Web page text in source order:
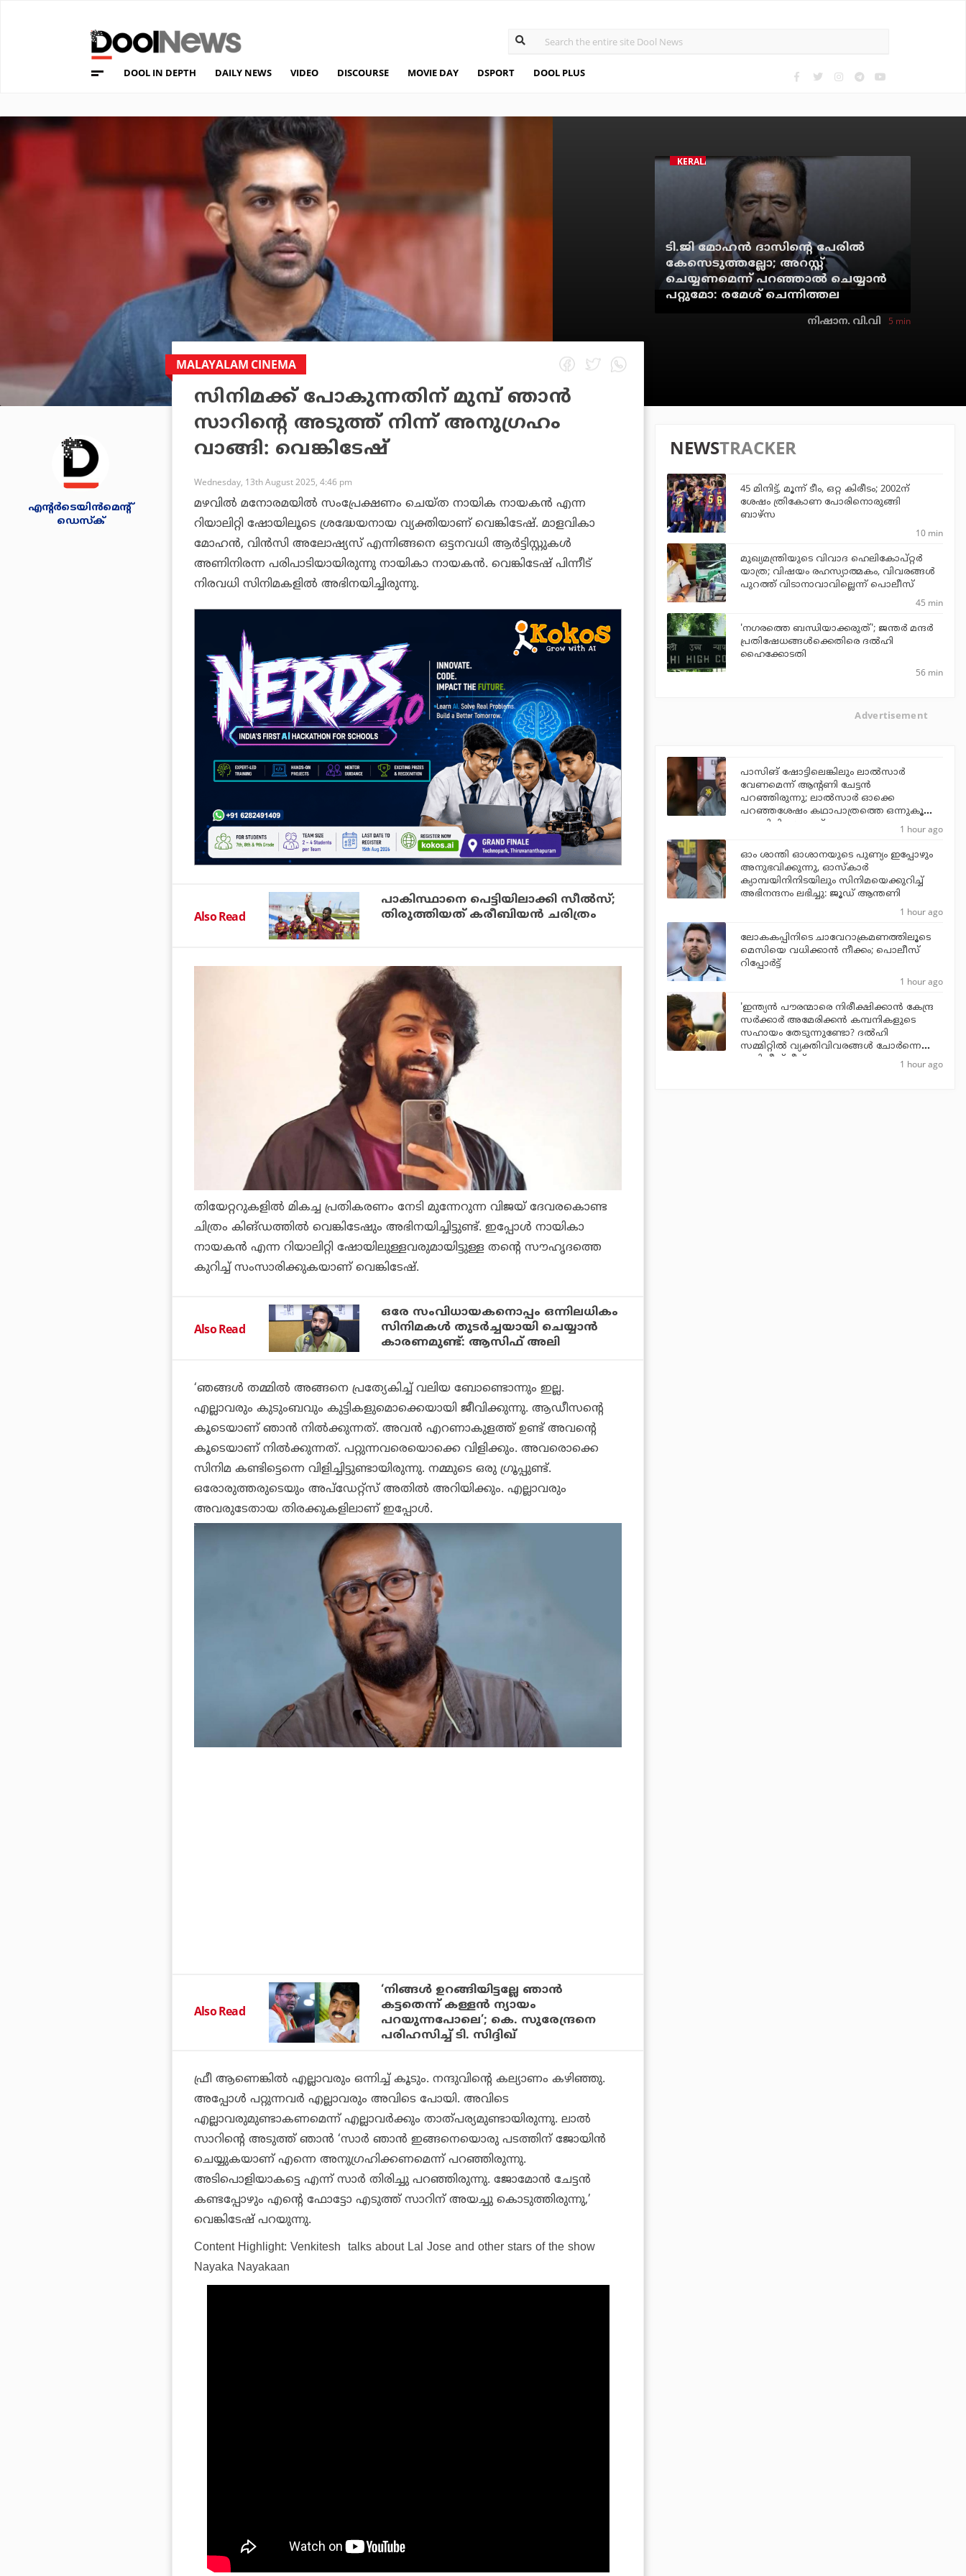
DOOL IN DEPTH DAILY NEWS VIDEO DISCOURSE MOVIE DAY DSPORT DOOL PLUS
KERALA
ടി.ജി മോഹന്‍ ദാസിന്റെ പേരില്‍
കേസെടുത്തല്ലോ; അറസ്റ്റ്
ചെയ്യണമെന്ന് പറഞ്ഞാല്‍ ചെയ്യാന്‍
പറ്റുമോ: രമേശ് ചെന്നിത്തല
നിഷാന. വി.വി 5 min
എന്റര്‍ടെയിന്‍മെന്റ്
ഡെസ്‌ക്
MALAYALAM CINEMA
സിനിമക്ക് പോകുന്നതിന് മുമ്പ് ഞാന്‍
സാറിന്റെ അടുത്ത് നിന്ന് അനുഗ്രഹം
വാങ്ങി: വെങ്കിടേഷ്
Wednesday, 13th August 2025, 4:46 pm
മഴവില്‍ മനോരമയില്‍ സംപ്രേക്ഷണം ചെയ്ത നായിക നായകന്‍ എന്ന
റിയാലിറ്റി ഷോയിലൂടെ ശ്രദ്ധേയനായ വ്യക്തിയാണ് വെങ്കിടേഷ്. മാളവികാ
മോഹന്‍, വിന്‍സി അലോഷ്യസ് എന്നിങ്ങനെ ഒട്ടനവധി ആര്‍ട്ടിസ്റ്റുകള്‍
അണിനിരന്ന പരിപാടിയായിരുന്നു നായികാ നായകന്‍. വെങ്കിടേഷ് പിന്നീട്
നിരവധി സിനിമകളില്‍ അഭിനയിച്ചിരുന്നു.
Also Read
പാകിസ്ഥാനെ പെട്ടിയിലാക്കി സീല്‍സ്;
തിരുത്തിയത് കരീബിയന്‍ ചരിത്രം
തിയേറ്ററുകളില്‍ മികച്ച പ്രതികരണം നേടി മുന്നേറുന്ന വിജയ് ദേവരകൊണ്ട
ചിത്രം കിങ്ഡത്തില്‍ വെങ്കിടേഷും അഭിനയിച്ചിട്ടുണ്ട്. ഇപ്പോള്‍ നായികാ
നായകന്‍ എന്ന റിയാലിറ്റി ഷോയിലുള്ളവരുമായിട്ടുള്ള തന്റെ സൗഹൃദത്തെ
കുറിച്ച് സംസാരിക്കുകയാണ് വെങ്കിടേഷ്.
Also Read
ഒരേ സംവിധായകനൊപ്പം ഒന്നിലധികം
സിനിമകള്‍ തുടര്‍ച്ചയായി ചെയ്യാന്‍
കാരണമുണ്ട്: ആസിഫ് അലി
‘ഞങ്ങള്‍ തമ്മില്‍ അങ്ങനെ പ്രത്യേകിച്ച് വലിയ ബോണ്ടൊന്നും ഇല്ല.
എല്ലാവരും കുടുംബവും കുട്ടികളുമൊക്കെയായി ജീവിക്കുന്നു. ആഡീസന്റെ
കൂടെയാണ് ഞാന്‍ നില്‍ക്കുന്നത്. അവന്‍ എറണാകുളത്ത് ഉണ്ട് അവന്റെ
കൂടെയാണ് നില്‍ക്കുന്നത്. പറ്റുന്നവരെയൊക്കെ വിളിക്കും. അവരൊക്കെ
സിനിമ കണ്ടിട്ടെന്നെ വിളിച്ചിട്ടുണ്ടായിരുന്നു. നമ്മുടെ ഒരു ഗ്രൂപ്പുണ്ട്.
ഒരോരുത്തരുടെയും അപ്‌ഡേറ്റ്‌സ് അതില്‍ അറിയിക്കും. എല്ലാവരും
അവരുടേതായ തിരക്കുകളിലാണ് ഇപ്പോള്‍.
Also Read
‘നിങ്ങള്‍ ഉറങ്ങിയിട്ടല്ലേ ഞാന്‍
കട്ടതെന്ന് കള്ളന്‍ ന്യായം
പറയുന്നപോലെ’; കെ. സുരേന്ദ്രനെ
പരിഹസിച്ച് ടി. സിദ്ദിഖ്
ഫ്രീ ആണെങ്കില്‍ എല്ലാവരും ഒന്നിച്ച് കൂടും. നന്ദുവിന്റെ കല്യാണം കഴിഞ്ഞു.
അപ്പോള്‍ പറ്റുന്നവര്‍ എല്ലാവരും അവിടെ പോയി. അവിടെ
എല്ലാവരുമുണ്ടാകണമെന്ന് എല്ലാവര്‍ക്കും താത്പര്യമുണ്ടായിരുന്നു. ലാല്‍
സാറിന്റെ അടുത്ത് ഞാന്‍ ‘സാര്‍ ഞാന്‍ ഇങ്ങനെയൊരു പടത്തിന് ജോയിന്‍
ചെയ്യുകയാണ് എന്നെ അനുഗ്രഹിക്കണമെന്ന് പറഞ്ഞിരുന്നു.
അടിപൊളിയാകട്ടെ എന്ന് സാര്‍ തിരിച്ചു പറഞ്ഞിരുന്നു. ജോമോന്‍ ചേട്ടന്‍
കണ്ടപ്പോഴും എന്റെ ഫോട്ടോ എടുത്ത് സാറിന് അയച്ചു കൊടുത്തിരുന്നു,’
വെങ്കിടേഷ് പറയുന്നു.
Content Highlight: Venkitesh talks about Lal Jose and other stars of the show
Nayaka Nayakaan
NEWSTRACKER
45 മിനിട്ട്, മൂന്ന് ടീം, ഒറ്റ കിരീടം; 2002ന്
ശേഷം ത്രികോണ പോരിനൊരുങ്ങി
ബാഴ്‌സ
10 min
മുഖ്യമന്ത്രിയുടെ വിവാദ ഹെലികോപ്റ്റര്‍
യാത്ര; വിഷയം രഹസ്യാത്മകം, വിവരങ്ങള്‍
പുറത്ത് വിടാനാവാവില്ലെന്ന് പൊലീസ്
45 min
'നഗരത്തെ ബന്ധിയാക്കരുത്'; ജന്തര്‍ മന്ദര്‍
പ്രതിഷേധങ്ങള്‍ക്കെതിരെ ദല്‍ഹി
ഹൈക്കോടതി
56 min
Advertisement
പാസിങ് ഷോട്ടിലെങ്കിലും ലാല്‍സാര്‍
വേണമെന്ന് ആന്റണി ചേട്ടന്‍
പറഞ്ഞിരുന്നു; ലാല്‍സാര്‍ ഓക്കെ
പറഞ്ഞശേഷം കഥാപാത്രത്തെ ഒന്നുകൂടി
പൊലിപ്പിച്ചു: ജൂഡ്
1 hour ago
ഓം ശാന്തി ഓശാനയുടെ പുണ്യം ഇപ്പോഴും
അനുഭവിക്കുന്നു, ഓസ്കാർ
ക്യാമ്പയിനിനിടയിലും സിനിമയെക്കുറിച്ച്
അഭിനന്ദനം ലഭിച്ചു: ജൂഡ് ആന്തണി
1 hour ago
ലോകകപ്പിനിടെ ചാവേറാക്രമണത്തിലൂടെ
മെസിയെ വധിക്കാന്‍ നീക്കം; പൊലീസ്
റിപ്പോര്‍ട്ട്
1 hour ago
'ഇന്ത്യന്‍ പൗരന്മാരെ നിരീക്ഷിക്കാന്‍ കേന്ദ്ര
സര്‍ക്കാര്‍ അമേരിക്കന്‍ കമ്പനികളുടെ
സഹായം തേടുന്നുണ്ടോ? ദല്‍ഹി
സമ്മിറ്റില്‍ വ്യക്തിവിവരങ്ങള്‍ ചോര്‍ന്നെന്ന്
അഭിജീത് ദീപ്‌കെ
1 hour ago